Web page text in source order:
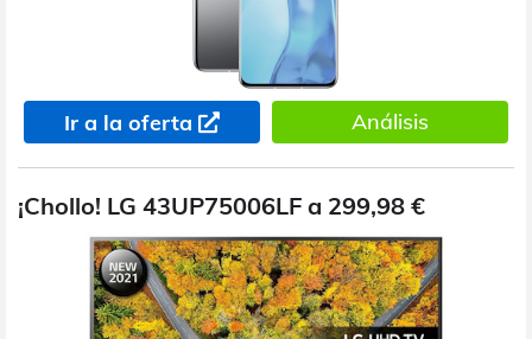
Ir a la oferta Análisis
¡Chollo! LG 43UP75006LF a 299,98 €